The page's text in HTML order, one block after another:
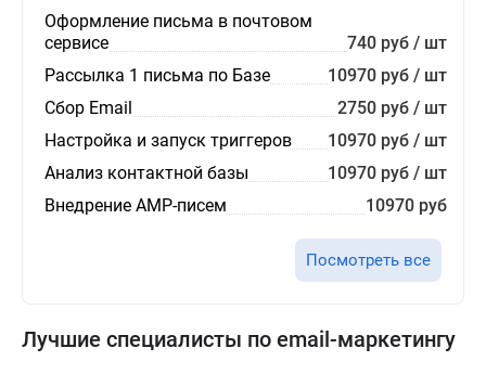
Оформление письма в почтовом
сервисе
740 руб / шт
Рассылка 1 письма по Базе
10970 руб / шт
Сбор Email
2750 руб / шт
Настройка и запуск триггеров
10970 руб / шт
Анализ контактной базы
10970 руб / шт
Внедрение AMP-писем
10970 руб
Посмотреть все
Лучшие специалисты по email-маркетингу